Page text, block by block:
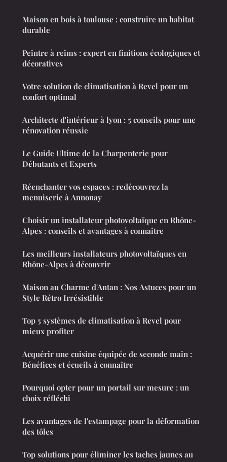
Maison en bois à toulouse : construire un habitat
durable
Peintre à reims : expert en finitions écologiques et
décoratives
Votre solution de climatisation à Revel pour un
confort optimal
Architecte d'intérieur à lyon : 5 conseils pour une
rénovation réussie
Le Guide Ultime de la Charpenterie pour
Débutants et Experts
Réenchanter vos espaces : redécouvrez la
menuiserie à Annonay
Choisir un installateur photovoltaïque en Rhône-
Alpes : conseils et avantages à connaître
Les meilleurs installateurs photovoltaïques en
Rhône-Alpes à découvrir
Maison au Charme d'Antan : Nos Astuces pour un
Style Rétro Irrésistible
Top 5 systèmes de climatisation à Revel pour
mieux profiter
Acquérir une cuisine équipée de seconde main :
Bénéfices et écueils à connaître
Pourquoi opter pour un portail sur mesure : un
choix réfléchi
Les avantages de l'estampage pour la déformation
des tôles
Top solutions pour éliminer les taches jaunes au